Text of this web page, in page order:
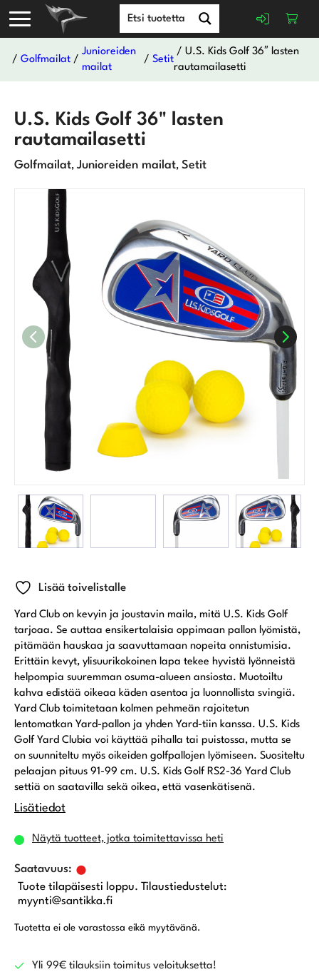
/Golfmailat /
Junioreiden
mailat
/ Setit
/ U.S. Kids Golf 36″ lasten
rautamailasetti
U.S. Kids Golf 36" lasten
rautamailasetti
Golfmailat, Junioreiden mailat, Setit
Lisää toivelistalle
Yard Club on kevyin ja joustavin maila, mitä U.S. Kids Golf
tarjoaa. Se auttaa ensikertalaisia oppimaan pallon lyömistä,
pitämään hauskaa ja saavuttamaan nopeita onnistumisia.
Erittäin kevyt, ylisuurikokoinen lapa tekee hyvistä lyönneistä
helpompia suuremman osuma-alueen ansiosta. Muotoiltu
kahva edistää oikeaa käden asentoa ja luonnollista svingiä.
Yard Club toimitetaan kolmen pehmeän rajoitetun
lentomatkan Yard-pallon ja yhden Yard-tiin kanssa. U.S. Kids
Golf Yard Clubia voi käyttää pihalla tai puistossa, mutta se
on suunniteltu myös oikeiden golfpallojen lyömiseen. Suositeltu
pelaajan pituus 91-99 cm. U.S. Kids Golf RS2-36 Yard Club
settiä on saatavilla sekä oikea, että vasenkätisenä.
Lisätiedot
Näytä tuotteet, jotka toimitettavissa heti
Tuote tilapäisesti loppu. Tilaustiedustelut:
myynti@santikka.fi
Tuotetta ei ole varastossa eikä myytävänä.
Yli 99€ tilauksiin toimitus veloituksetta!